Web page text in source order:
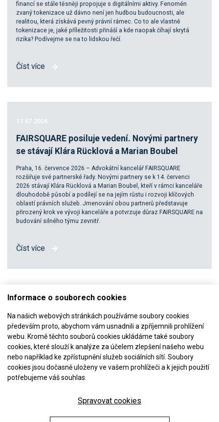
financí se stále těsněji propojuje s digitálními aktivy. Fenomén
zvaný tokenizace už dávno není jen hudbou budoucnosti, ale
realitou, která získává pevný právní rámec. Co to ale vlastně
tokenizace je, jaké příležitosti přináší a kde naopak číhají skrytá
rizika? Podívejme se na to lidskou řečí.
Číst více
17.07.2026
FAIRSQUARE posiluje vedení. Novými partnery
se stávají Klára Rücklová a Marian Boubel
Praha, 16. července 2026 – Advokátní kancelář FAIRSQUARE
rozšiřuje své partnerské řady. Novými partnery se k 14. červenci
2026 stávají Klára Rücklová a Marian Boubel, kteří v rámci kanceláře
dlouhodobě působí a podílejí se na jejím růstu i rozvoji klíčových
oblastí právních služeb. Jmenování obou partnerů představuje
přirozený krok ve vývoji kanceláře a potvrzuje důraz FAIRSQUARE na
budování silného týmu zevnitř.
Číst více
Jsme členem
Informace o souborech cookies
Na našich webových stránkách používáme soubory cookies
především proto, abychom vám usnadnili a zpříjemnili prohlížení
webu. Kromě těchto souborů cookies ukládáme také soubory
cookies, které slouží k analýze za účelem zlepšení našeho webu
nebo například ke zpřístupnění služeb sociálních sítí. Soubory
cookies jsou dočasně uloženy ve vašem prohlížeči a k jejich použití
potřebujeme váš souhlas.
Spravovat cookies